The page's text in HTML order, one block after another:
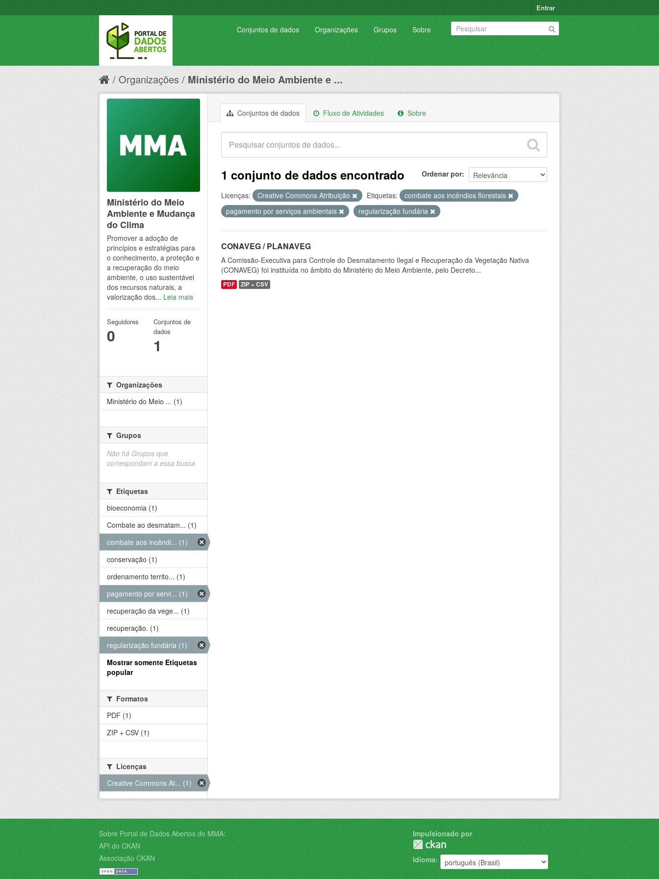
Entrar
Conjuntos de dados Organizações Grupos Sobre
Organizações Ministério do Meio Ambiente e ...
Conjuntos de dados Fluxo de Atividades Sobre
Ordenar por
1 conjunto de dados encontrado
Licenças: Creative Commons Atribuição Etiquetas:
combate aos incêndios florestais
pagamento por serviços ambientais
regularização fundária
CONAVEG / PLANAVEG
A Comissão-Executiva para Controle do Desmatamento Ilegal e Recuperação da Vegetação Nativa
(CONAVEG) foi instituída no âmbito do Ministério do Meio Ambiente, pelo Decreto...
PDF ZIP + CSV
Ministério do Meio
Ambiente e Mudança
do Clima
Promover a adoção de
princípios e estratégias para
o conhecimento, a proteção e
a recuperação do meio
ambiente, o uso sustentável
dos recursos naturais, a
valorização dos... Leia mais
Seguidores
0
Conjuntos de
dados
1
Organizações
Ministério do Meio ... (1)
Grupos
Não há Grupos que
correspondam a essa busca
Etiquetas
bioeconomia (1)
Combate ao desmatam... (1)
combate aos incêndi... (1)
conservação (1)
ordenamento territo... (1)
pagamento por servi... (1)
recuperação da vege... (1)
recuperação. (1)
regularização fundária (1)
Mostrar somente Etiquetas
popular
Formatos
PDF (1)
ZIP + CSV (1)
Licenças
Creative Commons At... (1)
Sobre Portal de Dados Abertos do MMA:
API do CKAN
Associação CKAN
Impulsionado por
Idioma